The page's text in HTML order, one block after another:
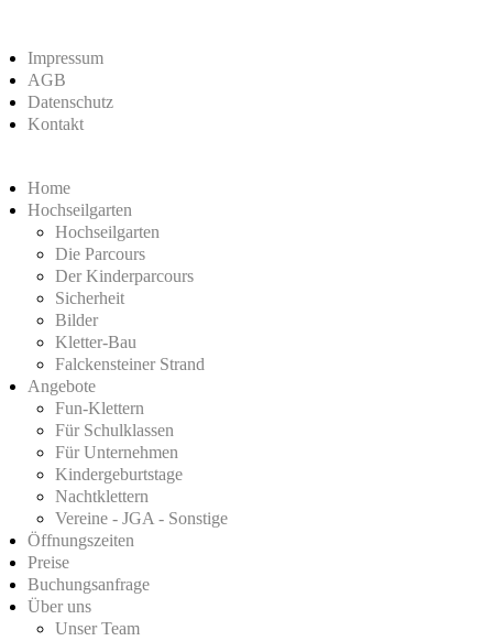
Impressum
AGB
Datenschutz
Kontakt
Home
Hochseilgarten
Hochseilgarten
Die Parcours
Der Kinderparcours
Sicherheit
Bilder
Kletter-Bau
Falckensteiner Strand
Angebote
Fun-Klettern
Für Schulklassen
Für Unternehmen
Kindergeburtstage
Nachtklettern
Vereine - JGA - Sonstige
Öffnungszeiten
Preise
Buchungsanfrage
Über uns
Unser Team